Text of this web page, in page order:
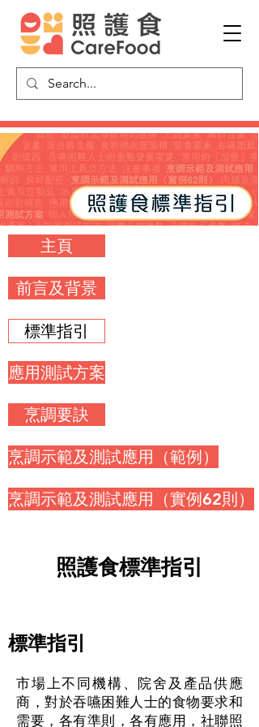
主頁
前言及背景
標準指引
應用測試方案
烹調要訣
烹調示範及測試應用（範例）
烹調示範及測試應用（實例62則）
照護食標準指引
標準指引
市場上不同機構、院舍及產品供應
商，對於吞嚥困難人士的食物要求和
需要，各有準則，各有應用，社聯照